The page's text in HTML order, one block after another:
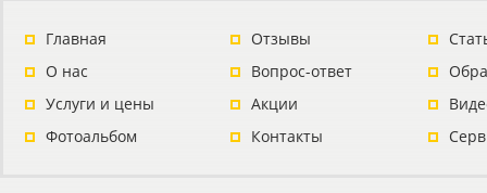
Главная
О нас
Услуги и цены
Фотоальбом
Отзывы
Вопрос-ответ
Акции
Контакты